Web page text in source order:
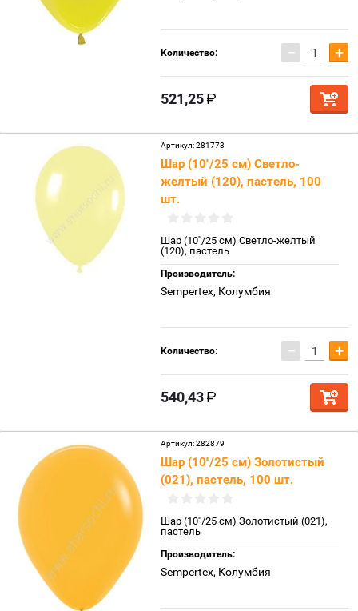
Количество: − +
521,25
Артикул:281773
Шар (10''/25 см) Светло-
желтый (120), пастель, 100
шт.
Шар (10''/25 см) Светло-желтый
(120), пастель
Производитель:
Sempertex, Колумбия
Количество: − +
540,43
Артикул:282879
Шар (10''/25 см) Золотистый
(021), пастель, 100 шт.
Шар (10''/25 см) Золотистый (021),
пастель
Производитель:
Sempertex, Колумбия